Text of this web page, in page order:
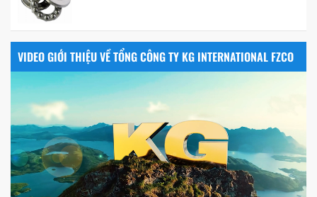
VIDEO GIỚI THIỆU VỀ TỔNG CÔNG TY KG INTERNATIONAL FZCO